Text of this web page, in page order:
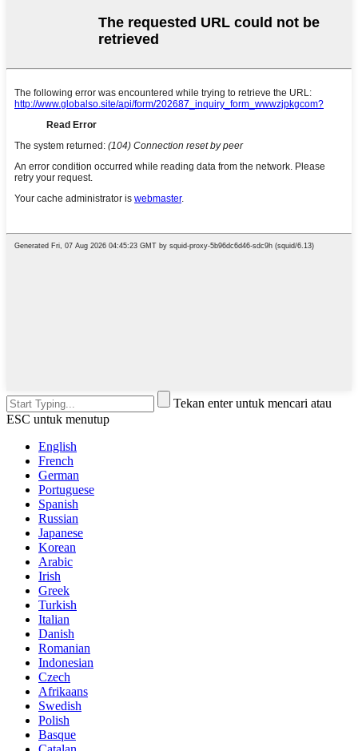
Tekan enter untuk mencari atau
ESC untuk menutup
English
French
German
Portuguese
Spanish
Russian
Japanese
Korean
Arabic
Irish
Greek
Turkish
Italian
Danish
Romanian
Indonesian
Czech
Afrikaans
Swedish
Polish
Basque